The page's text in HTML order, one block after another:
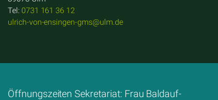
Tel: 0731 161 36 12
ulrich-von-ensingen-gms@ulm.de
Öffnungszeiten Sekretariat: Frau Baldauf-